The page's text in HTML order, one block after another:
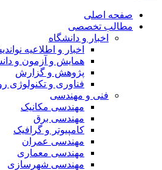
صفحه اصلی
مطالب تخصصی
اخبار و دانشگاه
اخبار و اطلاعیه نواندیشان
همایش و آزمون و دانشگاه
پژوهش و گزارش
فناوری و تکنولوژی روز
فنی و مهندسی
مهندسی مکانیک
مهندسی برق
کامپیوتر و گرافیک
مهندسی عمران
مهندسی معماری
مهندسی شهرسازی